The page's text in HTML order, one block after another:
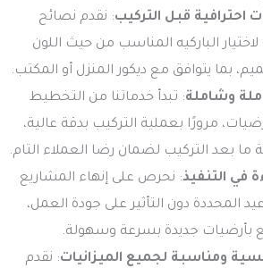
احترافية قبل التركيب: نقدم نصائح
الباركيه المناسب من حيث اللون
بما يتوافق مع ديكور المنزل أو المكتب.
وشاملة: تبدأ خدماتنا من التخطيط
مرورًا بعملية التركيب بدقة عالية،
ما بعد التركيب لضمان رضا العملاء التام.
في التنفيذ: نحرص على إنهاء المشاريع
المحددة دون التأثير على جودة العمل،
بأرضيات جديدة بسرعة وسهولة.
ومناسبة لجميع الميزانيات: نقدم